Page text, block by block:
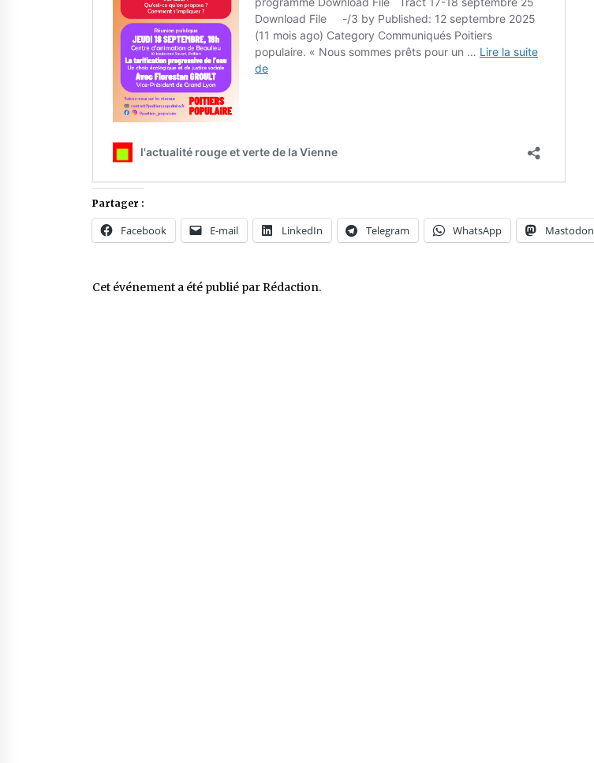
Partager :
Facebook E-mail LinkedIn Telegram WhatsApp Mastodon
Cet événement a été publié parRédaction.